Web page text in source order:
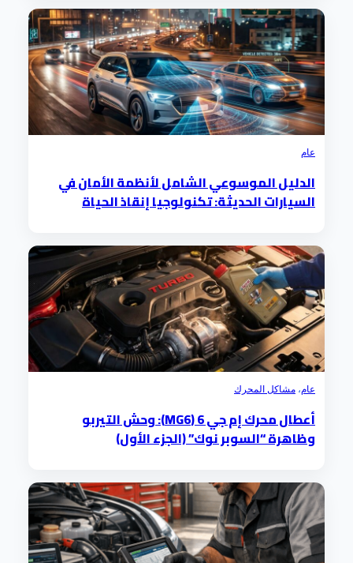
عام
الدليل الموسوعي الشامل لأنظمة الأمان في
السيارات الحديثة: تكنولوجيا إنقاذ الحياة
عام، مشاكل المحرك
أعطال محرك إم جي 6 (MG6): وحش التيربو
وظاهرة “السوبر نوك” (الجزء الأول)